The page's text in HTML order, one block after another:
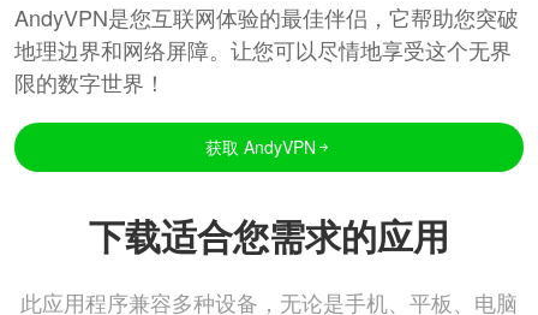
AndyVPN是您互联网体验的最佳伴侣，它帮助您突破
地理边界和网络屏障。让您可以尽情地享受这个无界
限的数字世界！
获取 AndyVPN
下载适合您需求的应用
此应用程序兼容多种设备，无论是手机、平板、电脑